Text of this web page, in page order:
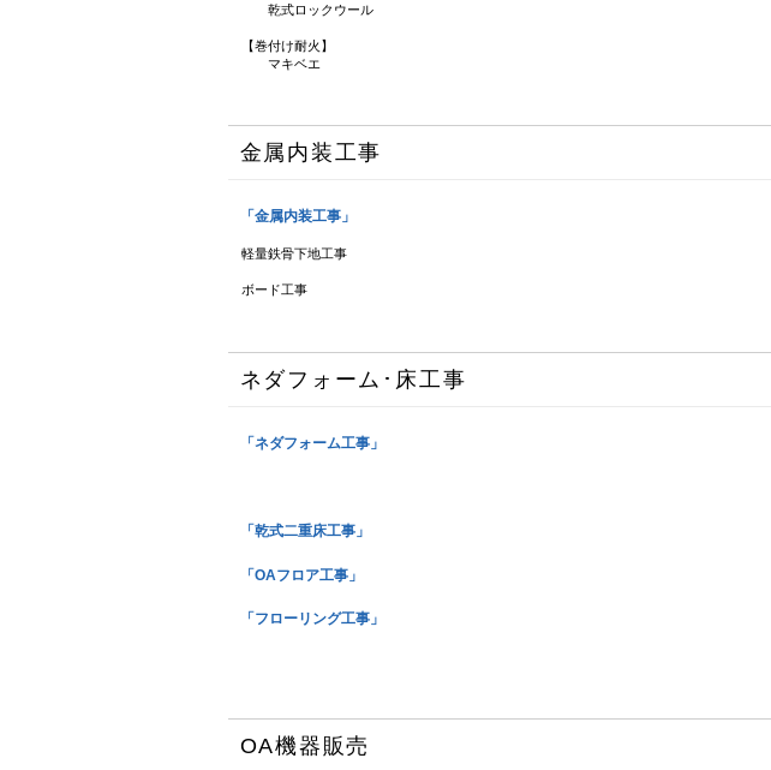
乾式ロックウール
【巻付け耐火】
マキベエ
金属内装工事
「金属内装工事」
軽量鉄骨下地工事
ボード工事
ネダフォーム･床工事
「ネダフォーム工事」
「乾式二重床工事」
「OAフロア工事」
「フローリング工事」
OA機器販売